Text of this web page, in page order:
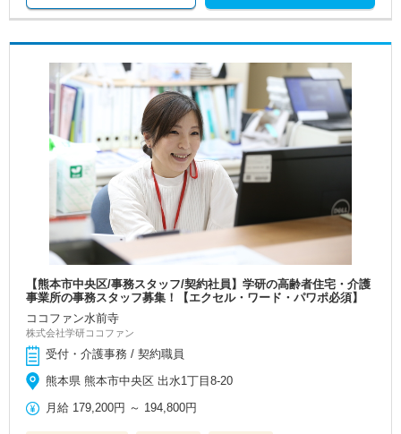
【熊本市中央区/事務スタッフ/契約社員】学研の高齢者住宅・介護
事業所の事務スタッフ募集！【エクセル・ワード・パワポ必須】
ココファン水前寺
株式会社学研ココファン
受付・介護事務 / 契約職員
熊本県 熊本市中央区 出水1丁目8-20
月給 179,200円 ～ 194,800円